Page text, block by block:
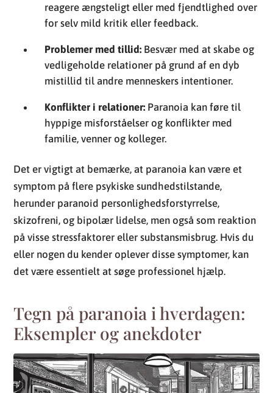
reagere ængsteligt eller med fjendtlighed over
for selv mild kritik eller feedback.
Problemer med tillid: Besvær med at skabe og
vedligeholde relationer på grund af en dyb
mistillid til andre menneskers intentioner.
Konflikter i relationer: Paranoia kan føre til
hyppige misforståelser og konflikter med
familie, venner og kolleger.
Det er vigtigt at bemærke, at paranoia kan være et
symptom på flere psykiske sundhedstilstande,
herunder paranoid personlighedsforstyrrelse,
skizofreni, og bipolær lidelse, men også som reaktion
på visse stressfaktorer eller substansmisbrug. Hvis du
eller nogen du kender oplever disse symptomer, kan
det være essentielt at søge professionel hjælp.
Tegn på paranoia i hverdagen:
Eksempler og anekdoter